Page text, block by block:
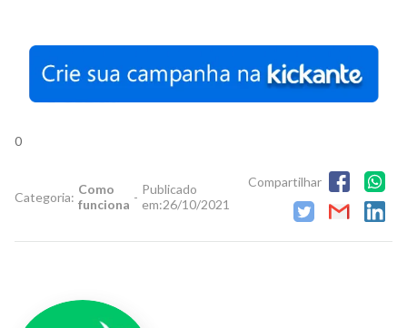
0
Categoria: Como
funciona - Publicado
em:26/10/2021
Compartilhar